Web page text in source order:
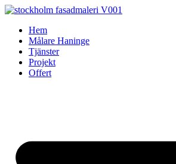
Skip
contentHem
Målare Haninge
Tjänster
Projekt
Offert